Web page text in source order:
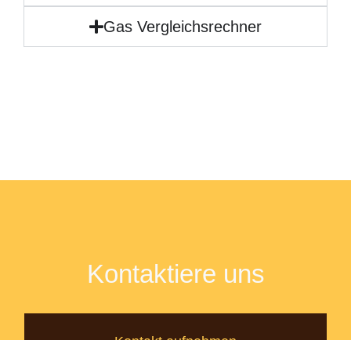
Gas Vergleichsrechner
Kontaktiere uns